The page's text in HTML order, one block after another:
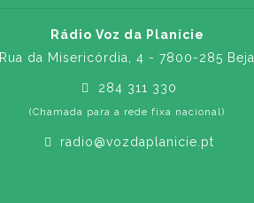
Rádio Voz da Planície
Rua da Misericórdia, 4 - 7800-285 Beja
284 311 330
(Chamada para a rede fixa nacional)
radio@vozdaplanicie.pt